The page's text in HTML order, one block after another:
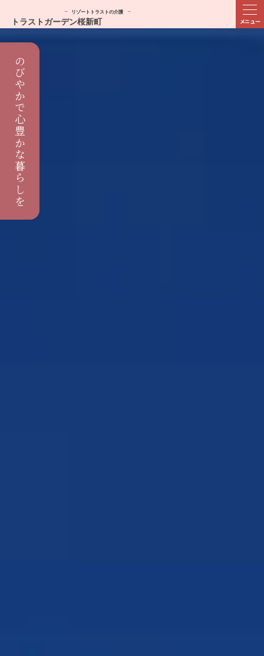
ME
NU
のびやかで心豊かな暮らしを